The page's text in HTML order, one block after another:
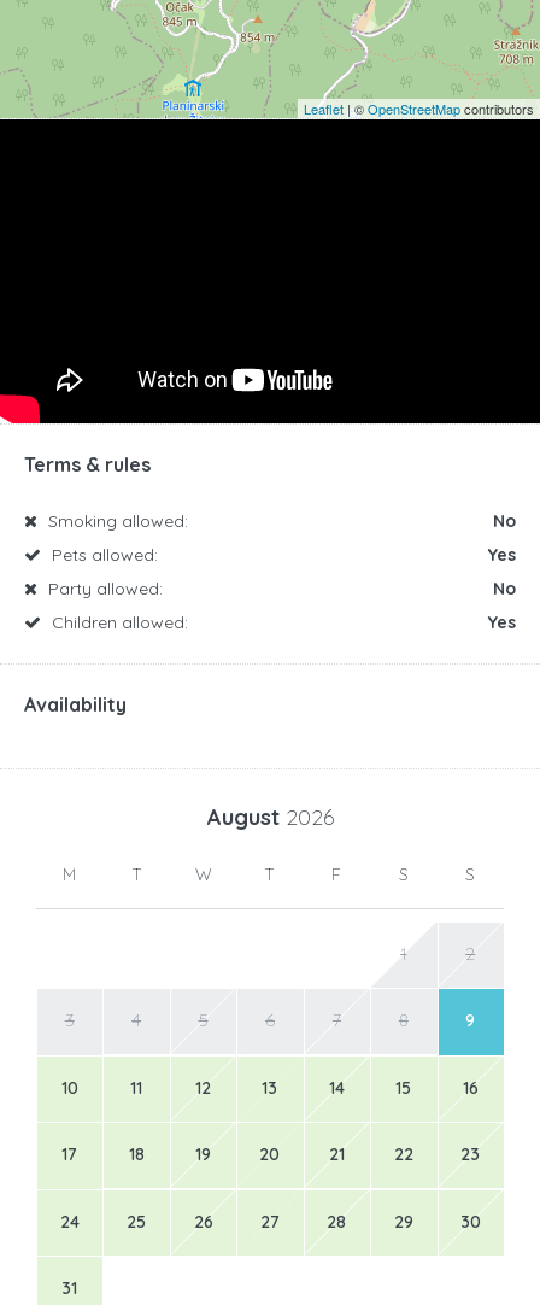
Leaflet| ©OpenStreetMapcontributors
Terms & rules
Smoking allowed:
No
Pets allowed:
Yes
Party allowed:
No
Children allowed:
Yes
Availability
August 2026
M T W T F S S
1 2
3 4 5 6 7 8 9
10 11 12 13 14 15 16
17 18 19 20 21 22 23
24 25 26 27 28 29 30
31